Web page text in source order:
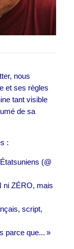
nous
et ses règles
tant visible
de sa
:
(@
ni ZÉRO, mais
script,
parce que... »